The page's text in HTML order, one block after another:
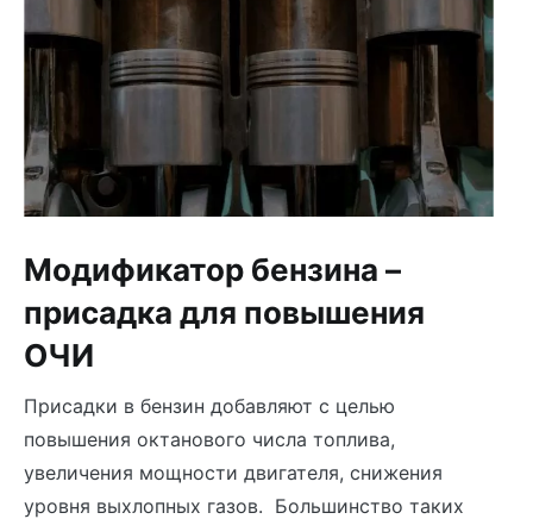
Модификатор бензина –
присадка для повышения
ОЧИ
Присадки в бензин добавляют с целью
повышения октанового числа топлива,
увеличения мощности двигателя, снижения
уровня выхлопных газов. Большинство таких